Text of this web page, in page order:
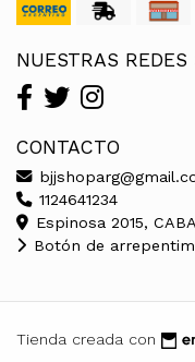
NUESTRAS REDES
CONTACTO
1124641234
Espinosa 2015,
Botón de
Tienda creada con